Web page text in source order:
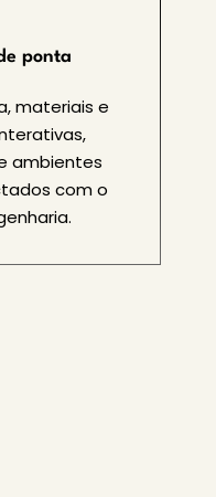
ponta
materiais e
ambientes
com o